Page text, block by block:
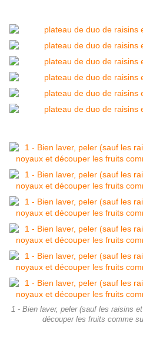
1 - Bien laver, peler (sauf les raisins
découper les fruits comme